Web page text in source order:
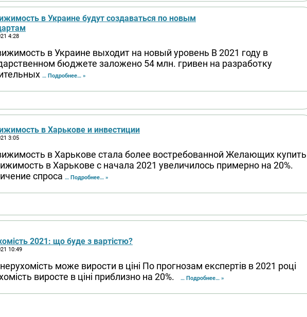
в Украине будут создаваться по новым
4:28
в Украине выходит на новый уровень В 2021 году в
бюджете заложено 54 млн. гривен на разработку
… Подробнее… »
в Харькове и инвестиции
3:05
в Харькове стала более востребованной Желающих купить
в Харькове с начала 2021 увеличилось примерно на 20%.
спроса … Подробнее… »
2021: що буде з вартістю?
10:49
може вирости в ціні По прогнозам експертів в 2021 році
виросте в ціні приблизно на 20%.
… Подробнее… »